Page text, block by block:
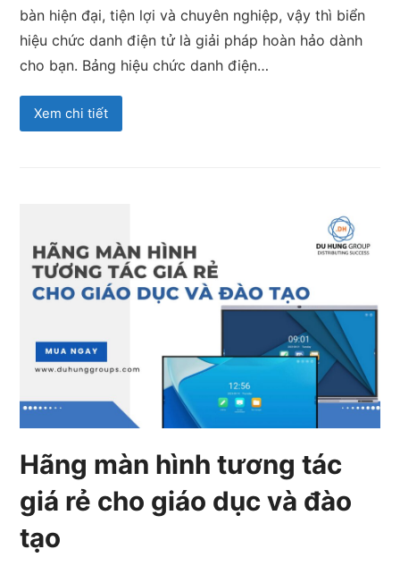
bàn hiện đại, tiện lợi và chuyên nghiệp, vậy thì biển
hiệu chức danh điện tử là giải pháp hoàn hảo dành
cho bạn. Bảng hiệu chức danh điện…
Xem chi tiết
Hãng màn hình tương tác
giá rẻ cho giáo dục và đào
tạo